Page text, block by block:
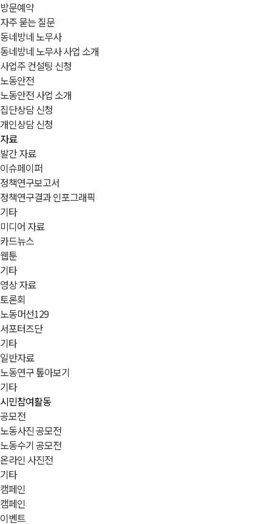
방문예약
자주 묻는 질문
동네방네 노무사
동네방네 노무사 사업 소개
사업주 컨설팅 신청
노동안전
노동안전 사업 소개
집단상담 신청
개인상담 신청
자료
발간 자료
이슈페이퍼
정책연구보고서
정책연구결과 인포그래픽
기타
미디어 자료
카드뉴스
웹툰
기타
영상 자료
토론회
노동머선129
서포터즈단
기타
일반자료
노동연구 톺아보기
기타
시민참여활동
공모전
노동사진 공모전
노동수기 공모전
온라인 사진전
기타
캠페인
캠페인
이벤트